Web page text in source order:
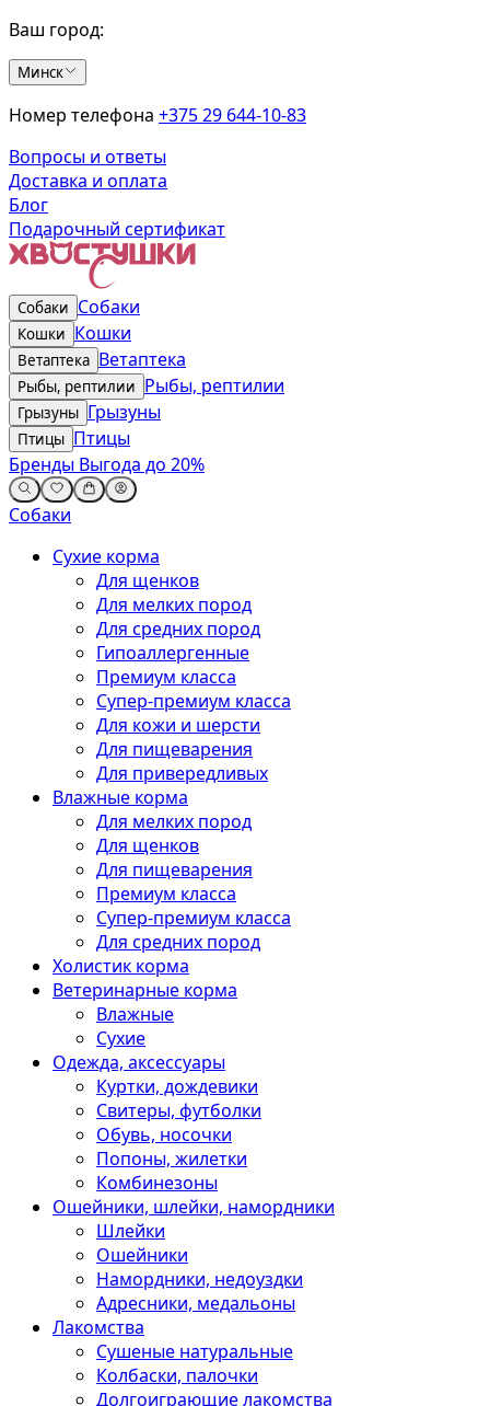
Ваш город:
Минск
Номер телефона +375 29 644-10-83
Вопросы и ответы
Доставка и оплата
Блог
Подарочный сертификат
Собаки Собаки
Кошки Кошки
Ветаптека Ветаптека
Рыбы, рептилии Рыбы, рептилии
Грызуны Грызуны
Птицы Птицы
Бренды Выгода до 20%
Собаки
Сухие корма
Для щенков
Для мелких пород
Для средних пород
Гипоаллергенные
Премиум класса
Супер-премиум класса
Для кожи и шерсти
Для пищеварения
Для привередливых
Влажные корма
Для мелких пород
Для щенков
Для пищеварения
Премиум класса
Супер-премиум класса
Для средних пород
Холистик корма
Ветеринарные корма
Влажные
Сухие
Одежда, аксессуары
Куртки, дождевики
Свитеры, футболки
Обувь, носочки
Попоны, жилетки
Комбинезоны
Ошейники, шлейки, намордники
Шлейки
Ошейники
Намордники, недоуздки
Адресники, медальоны
Лакомства
Сушеные натуральные
Колбаски, палочки
Долгоиграющие лакомства